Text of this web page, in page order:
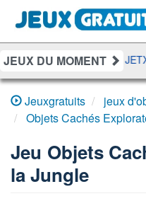
JEUX DU MOMENT
DAMES RAMI JETX
Jeuxgratuits
jeux
Objets Cachés
Jeu Objets
la Jungle